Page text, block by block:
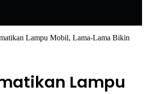
Lampu Mobil, Lama-Lama Bikin
Lampu